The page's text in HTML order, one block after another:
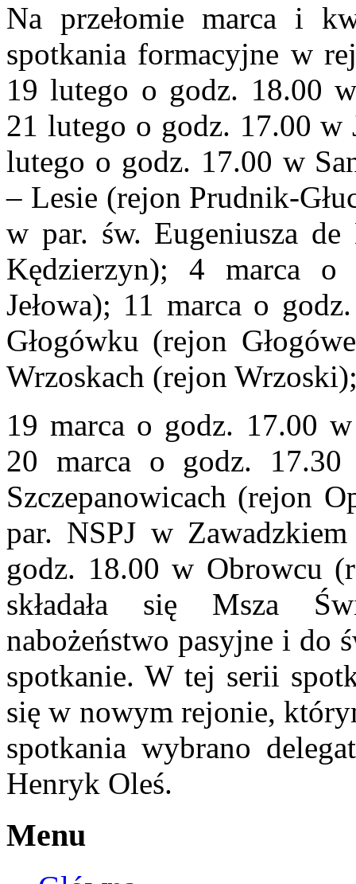
Na przełomie marca i
spotkania formacyjne w
19 lutego o godz. 18.00
21 lutego o godz. 17.00 w
lutego o godz. 17.00 w
– Lesie (rejon Prudnik-
w par. św. Eugeniusza
Kędzierzyn); 4 marca o
Jełowa); 11 marca o
Głogówku (rejon
Wrzoskach (rejon
19 marca o godz. 17.00
20 marca o godz.
Szczepanowicach (rejon
par. NSPJ w
godz. 18.00 w Obrowcu
składała się Msza
nabożeństwo pasyjne i do
spotkanie. W tej serii
się w nowym rejonie,
spotkania wybrano
Henryk Oleś.
Menu